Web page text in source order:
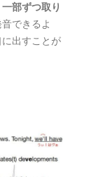
一部ずつ取り
できるよ
出すことが